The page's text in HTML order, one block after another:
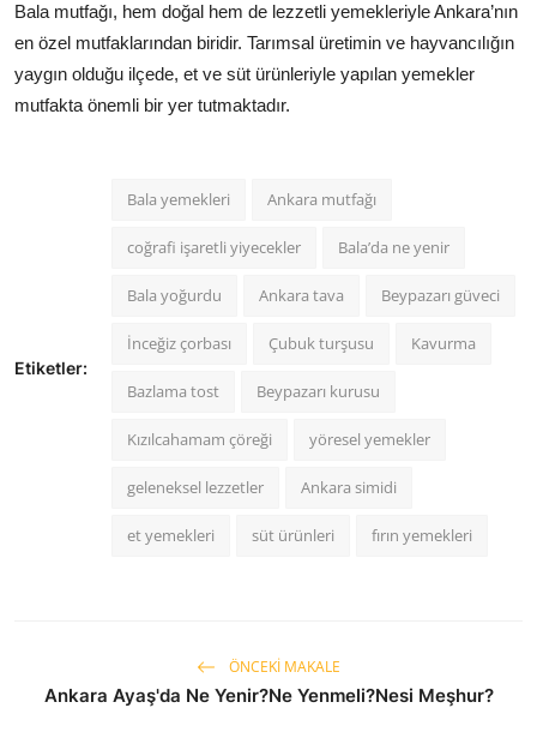
Bala mutfağı, hem doğal hem de lezzetli yemekleriyle Ankara’nın
en özel mutfaklarından biridir. Tarımsal üretimin ve hayvancılığın
yaygın olduğu ilçede, et ve süt ürünleriyle yapılan yemekler
mutfakta önemli bir yer tutmaktadır.
Etiketler:
Bala yemekleri Ankara mutfağı
coğrafi işaretli yiyecekler Bala’da ne yenir
Bala yoğurdu Ankara tava Beypazarı güveci
İnceğiz çorbası Çubuk turşusu Kavurma
Bazlama tost Beypazarı kurusu
Kızılcahamam çöreği yöresel yemekler
geleneksel lezzetler Ankara simidi
et yemekleri süt ürünleri fırın yemekleri
ÖNCEKI MAKALE
Ankara Ayaş'da Ne Yenir?Ne Yenmeli?Nesi Meşhur?